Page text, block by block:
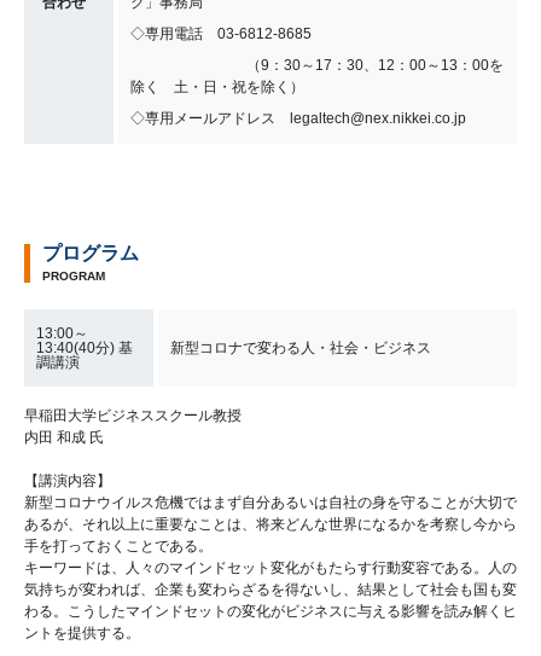
◇専用電話 03-6812-8685
（9：30～17：30、12：00～13：00を
除く 土・日・祝を除く）
◇専用メールアドレス legaltech@nex.nikkei.co.jp
プログラム
PROGRAM
13:00～
13:40(40分) 基
調講演
新型コロナで変わる人・社会・ビジネス
早稲田大学ビジネススクール教授
内田 和成 氏
【講演内容】
新型コロナウイルス危機ではまず自分あるいは自社の身を守ることが大切で
あるが、それ以上に重要なことは、将来どんな世界になるかを考察し今から
手を打っておくことである。
キーワードは、人々のマインドセット変化がもたらす行動変容である。人の
気持ちが変われば、企業も変わらざるを得ないし、結果として社会も国も変
わる。こうしたマインドセットの変化がビジネスに与える影響を読み解くヒ
ントを提供する。